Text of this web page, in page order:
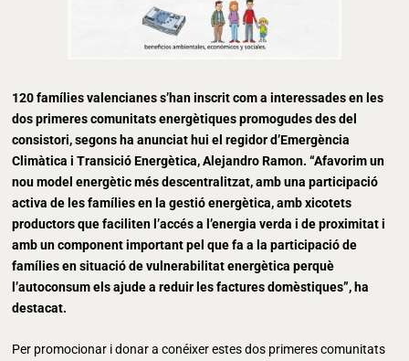
120 famílies valencianes s’han inscrit com a interessades en les
dos primeres comunitats energètiques promogudes des del
consistori, segons ha anunciat hui el regidor d’Emergència
Climàtica i Transició Energètica, Alejandro Ramon. “Afavorim un
nou model energètic més descentralitzat, amb una participació
activa de les famílies en la gestió energètica, amb xicotets
productors que faciliten l’accés a l’energia verda i de proximitat i
amb un component important pel que fa a la participació de
famílies en situació de vulnerabilitat energètica perquè
l’autoconsum els ajude a reduir les factures domèstiques”, ha
destacat.
Per promocionar i donar a conéixer estes dos primeres comunitats